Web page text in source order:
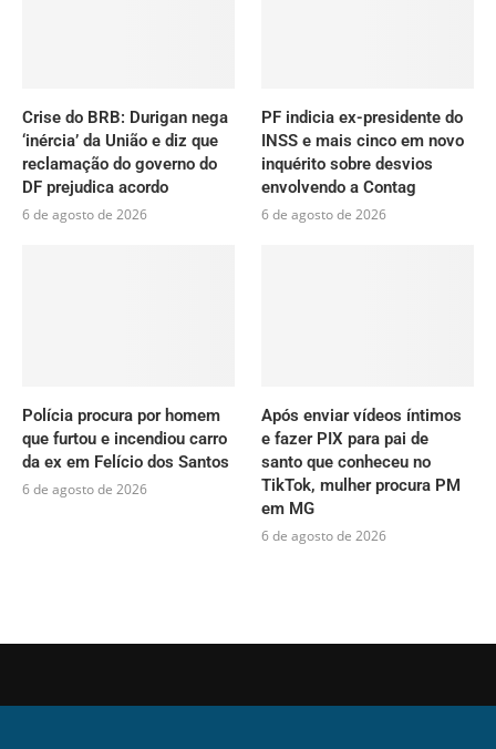
Crise do BRB: Durigan nega
‘inércia’ da União e diz que
reclamação do governo do
DF prejudica acordo
6 de agosto de 2026
PF indicia ex-presidente do
INSS e mais cinco em novo
inquérito sobre desvios
envolvendo a Contag
6 de agosto de 2026
Polícia procura por homem
que furtou e incendiou carro
da ex em Felício dos Santos
6 de agosto de 2026
Após enviar vídeos íntimos
e fazer PIX para pai de
santo que conheceu no
TikTok, mulher procura PM
em MG
6 de agosto de 2026